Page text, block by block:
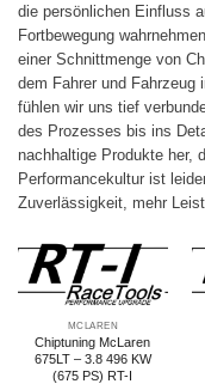
die persönlichen Einfluss
Fortbewegung
einer Schnittmenge von
dem Fahrer und
fühlen wir uns tief
des Prozesses bis ins
nachhaltige Produkte her,
Performancekultur ist
Zuverlässigkeit, mehr
MCLAREN
Chiptuning McLaren
675LT – 3.8 496 KW
(675 PS) RT-I